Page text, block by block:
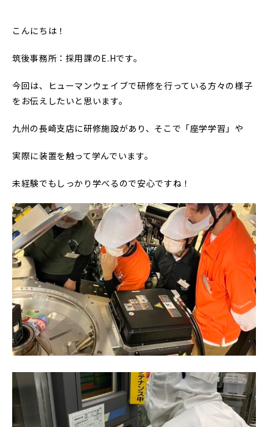
こんにちは！
筑後事務所：採用課のE.Hです。
今回は、ヒューマンウェイブで研修を行っている方々の様子
をお伝えしたいと思います。
九州の長崎支店に研修施設があり、そこで「座学学習」や
実際に装置を触って学んでいます。
未経験でもしっかり学べるので安心ですね！